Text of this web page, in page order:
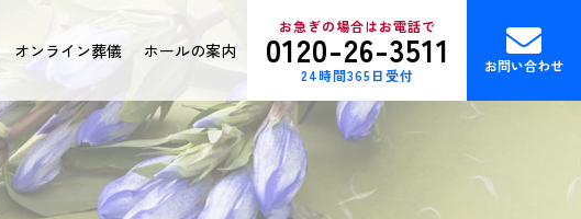
オンライン葬儀 ホールの案内
お急ぎの場合はお電話で
0120-26-3511
24時間365日受付
お問い合わせ